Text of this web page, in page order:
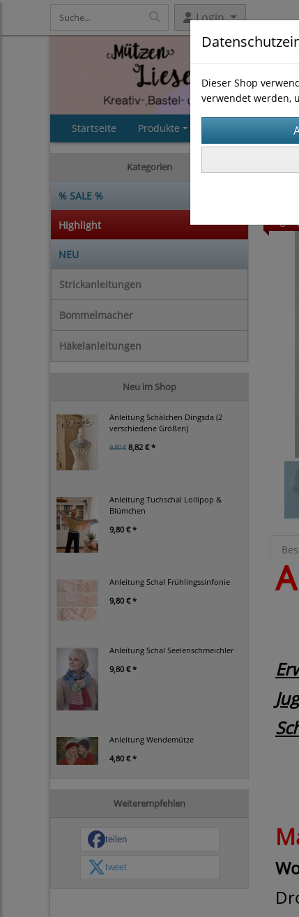
Login
Startseite Produkte
Kategorien
% SALE %
Highlight
NEU
Strickanleitungen
Bommelmacher
Häkelanleitungen
Neu im Shop
Anleitung Schälchen Dingsda (2
verschiedene Größen)
9,80 € 8,82 € *
Anleitung Tuchschal Lollipop &
Blümchen
9,80 € *
Anleitung Schal Frühlingssinfonie
9,80 € *
Anleitung Schal Seelenschmeichler
9,80 € *
Anleitung Wendemütze
4,80 € *
Weiterempfehlen
teilen
tweet
Dieser Shop
verwendet werden,